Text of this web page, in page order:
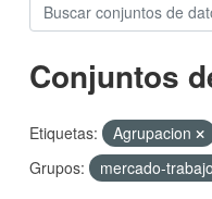
Conjuntos
Etiquetas: Agrupacion
Grupos:
mercado-trabajo